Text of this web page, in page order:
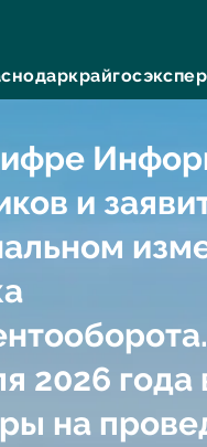
и
2026 года
на